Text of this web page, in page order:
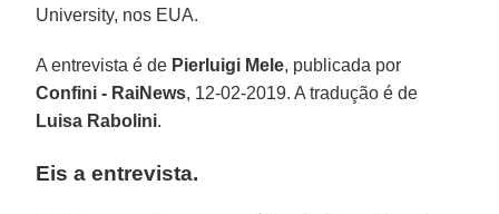
University, nos EUA.
A entrevista é de Pierluigi Mele, publicada por
Confini - RaiNews, 12-02-2019. A tradução é de
Luisa Rabolini.
Eis a entrevista.